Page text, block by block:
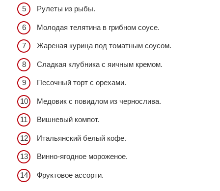
Рулеты из рыбы.
Молодая телятина в грибном соусе.
Жареная курица под томатным соусом.
Сладкая клубника с яичным кремом.
Песочный торт с орехами.
Медовик с повидлом из чернослива.
Вишневый компот.
Итальянский белый кофе.
Винно-ягодное мороженое.
Фруктовое ассорти.